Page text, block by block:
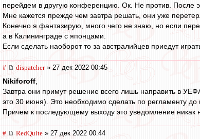
перейдем в другую конференцию. Ок. Не против. После
Мне кажется прежде чем завтра решать, они уже
Конечно я фантазирую, много чего не знаю, но если
а в Калининграде с японцами.
Если сделать наоборот то за австралийцев приедут
# dispatcher» 27 дек 2022 00:45
Nikiforoff
Завтра они примут решение всего лишь направить в
это 30 июня). Это необходимо сделать по регламенту
Причем к последующему выходу это уведомление никак
# RedQuite » 27 дек 2022 00:44